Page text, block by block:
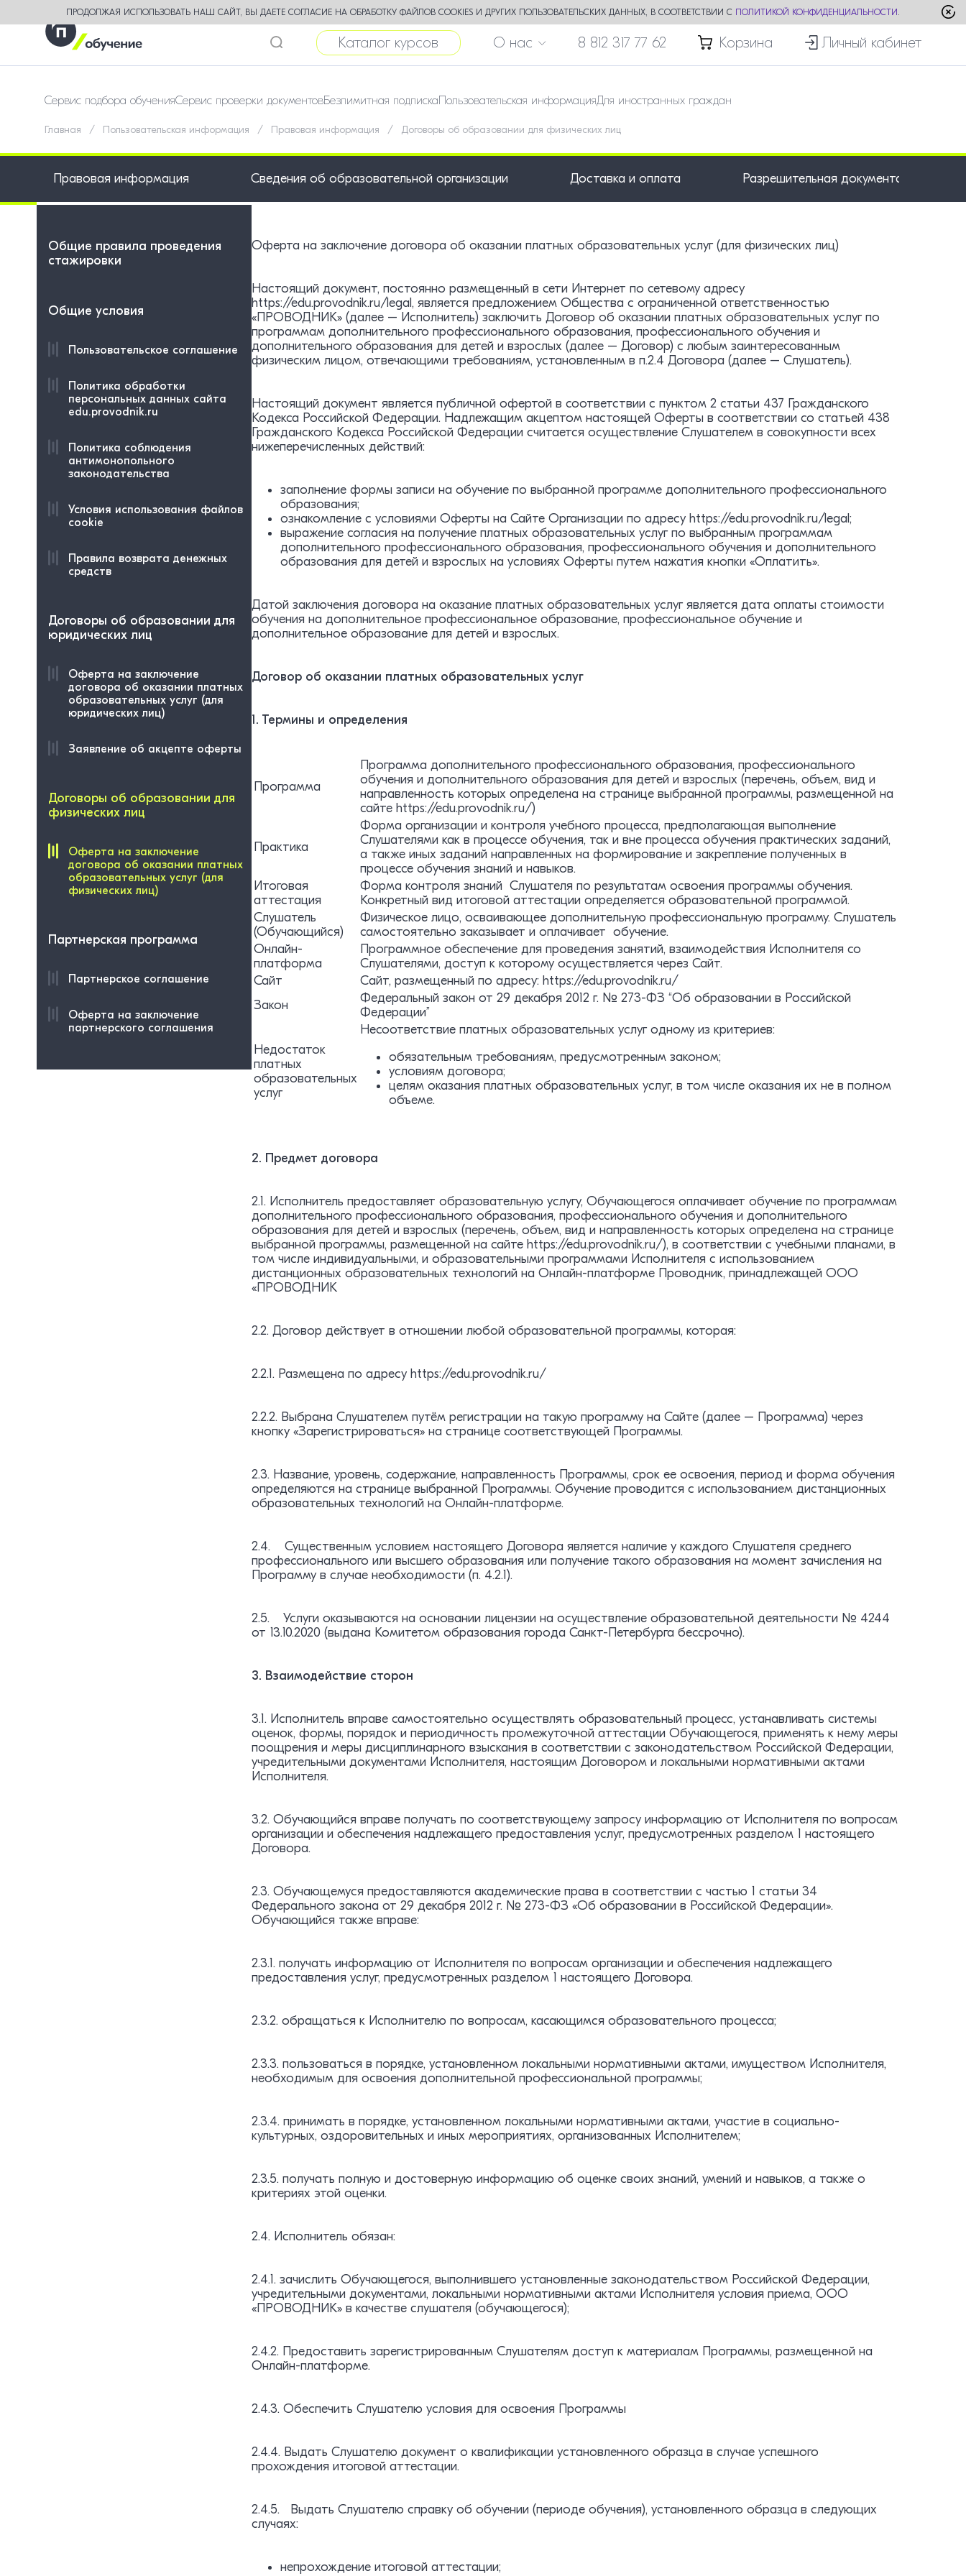
ПРОДОЛЖАЯ ИСПОЛЬЗОВАТЬ НАШ САЙТ, ВЫ ДАЕТЕ СОГЛАСИЕ НА ОБРАБОТКУ ФАЙЛОВ COOKIES И ДРУГИХ ПОЛЬЗОВАТЕЛЬСКИХ ДАННЫХ, В СООТВЕТСТВИИ С ПОЛИТИКОЙ КОНФИДЕНЦИАЛЬНОСТИ .
Каталог курсов О нас 8 812 317 77 62 Корзина Личный кабинет
Сервис подбора обученияСервис проверки документовБезлимитная подпискаПользовательская информацияДля иностранных граждан
Главная Пользовательская информация Правовая информация Договоры об образовании для физических лиц
Правовая информация Сведения об образовательной организации Доставка и оплата Разрешительная документация
Общие правила проведения
стажировки
Общие условия
Пользовательское соглашение
Политика обработки
персональных данных сайта
edu.provodnik.ru
Политика соблюдения
антимонопольного
законодательства
Условия использования файлов
cookie
Правила возврата денежных
средств
Договоры об образовании для
юридических лиц
Оферта на заключение
договора об оказании платных
образовательных услуг (для
юридических лиц)
Заявление об акцепте оферты
Договоры об образовании для
физических лиц
Оферта на заключение
договора об оказании платных
образовательных услуг (для
физических лиц)
Партнерская программа
Партнерское соглашение
Оферта на заключение
партнерского соглашения
Оферта на заключение договора об оказании платных образовательных услуг (для физических лиц)
Настоящий документ, постоянно размещенный в сети Интернет по сетевому адресу
https://edu.provodnik.ru/legal, является предложением Общества с ограниченной ответственностью
«ПРОВОДНИК» (далее – Исполнитель) заключить Договор об оказании платных образовательных услуг по
программам дополнительного профессионального образования, профессионального обучения и
дополнительного образования для детей и взрослых (далее – Договор) с любым заинтересованным
физическим лицом, отвечающими требованиям, установленным в п.2.4 Договора (далее – Слушатель).
Настоящий документ является публичной офертой в соответствии с пунктом 2 статьи 437 Гражданского
Кодекса Российской Федерации. Надлежащим акцептом настоящей Оферты в соответствии со статьей 438
Гражданского Кодекса Российской Федерации считается осуществление Слушателем в совокупности всех
нижеперечисленных действий:
заполнение формы записи на обучение по выбранной программе дополнительного профессионального
образования;
ознакомление с условиями Оферты на Сайте Организации по адресу https://edu.provodnik.ru/legal;
выражение согласия на получение платных образовательных услуг по выбранным программам
дополнительного профессионального образования, профессионального обучения и дополнительного
образования для детей и взрослых на условиях Оферты путем нажатия кнопки «Оплатить».
Датой заключения договора на оказание платных образовательных услуг является дата оплаты стоимости
обучения на дополнительное профессиональное образование, профессиональное обучение и
дополнительное образование для детей и взрослых.
Договор об оказании платных образовательных услуг
1. Термины и определения
Программа
Программа дополнительного профессионального образования, профессионального
обучения и дополнительного образования для детей и взрослых (перечень, объем, вид и
направленность которых определена на странице выбранной программы, размещенной на
сайте https://edu.provodnik.ru/)
Практика
Форма организации и контроля учебного процесса, предполагающая выполнение
Слушателями как в процессе обучения, так и вне процесса обучения практических заданий,
а также иных заданий направленных на формирование и закрепление полученных в
процессе обучения знаний и навыков.
Итоговая
аттестация
Форма контроля знаний Слушателя по результатам освоения программы обучения.
Конкретный вид итоговой аттестации определяется образовательной программой.
Слушатель
(Обучающийся)
Физическое лицо, осваивающее дополнительную профессиональную программу. Слушатель
самостоятельно заказывает и оплачивает обучение.
Онлайн-
платформа
Программное обеспечение для проведения занятий, взаимодействия Исполнителя со
Слушателями, доступ к которому осуществляется через Сайт.
Сайт
Cайт, размещенный по адресу: https://edu.provodnik.ru/
Закон
Федеральный закон от 29 декабря 2012 г. № 273-ФЗ “Об образовании в Российской
Федерации”
Недостаток
платных
образовательных
услуг
Несоответствие платных образовательных услуг одному из критериев:
обязательным требованиям, предусмотренным законом;
условиям договора;
целям оказания платных образовательных услуг, в том числе оказания их не в полном
объеме.
2. Предмет договора
2.1. Исполнитель предоставляет образовательную услугу, Обучающегося оплачивает обучение по программам
дополнительного профессионального образования, профессионального обучения и дополнительного
образования для детей и взрослых (перечень, объем, вид и направленность которых определена на странице
выбранной программы, размещенной на сайте https://edu.provodnik.ru/), в соответствии с учебными планами, в
том числе индивидуальными, и образовательными программами Исполнителя с использованием
дистанционных образовательных технологий на Онлайн-платформе Проводник, принадлежащей ООО
«ПРОВОДНИК
2.2. Договор действует в отношении любой образовательной программы, которая:
2.2.1. Размещена по адресу https://edu.provodnik.ru/
2.2.2. Выбрана Слушателем путём регистрации на такую программу на Сайте (далее – Программа) через
кнопку «Зарегистрироваться» на странице соответствующей Программы.
2.3. Название, уровень, содержание, направленность Программы, срок ее освоения, период и форма обучения
определяются на странице выбранной Программы. Обучение проводится с использованием дистанционных
образовательных технологий на Онлайн-платформе.
2.4. Существенным условием настоящего Договора является наличие у каждого Слушателя среднего
профессионального или высшего образования или получение такого образования на момент зачисления на
Программу в случае необходимости (п. 4.2.1).
2.5. Услуги оказываются на основании лицензии на осуществление образовательной деятельности № 4244
от 13.10.2020 (выдана Комитетом образования города Санкт-Петербурга бессрочно).
3. Взаимодействие сторон
3.1. Исполнитель вправе самостоятельно осуществлять образовательный процесс, устанавливать системы
оценок, формы, порядок и периодичность промежуточной аттестации Обучающегося, применять к нему меры
поощрения и меры дисциплинарного взыскания в соответствии с законодательством Российской Федерации,
учредительными документами Исполнителя, настоящим Договором и локальными нормативными актами
Исполнителя.
3.2. Обучающийся вправе получать по соответствующему запросу информацию от Исполнителя по вопросам
организации и обеспечения надлежащего предоставления услуг, предусмотренных разделом 1 настоящего
Договора.
2.3. Обучающемуся предоставляются академические права в соответствии с частью 1 статьи 34
Федерального закона от 29 декабря 2012 г. № 273-ФЗ «Об образовании в Российской Федерации».
Обучающийся также вправе:
2.3.1. получать информацию от Исполнителя по вопросам организации и обеспечения надлежащего
предоставления услуг, предусмотренных разделом 1 настоящего Договора.
2.3.2. обращаться к Исполнителю по вопросам, касающимся образовательного процесса;
2.3.3. пользоваться в порядке, установленном локальными нормативными актами, имуществом Исполнителя,
необходимым для освоения дополнительной профессиональной программы;
2.3.4. принимать в порядке, установленном локальными нормативными актами, участие в социально-
культурных, оздоровительных и иных мероприятиях, организованных Исполнителем;
2.3.5. получать полную и достоверную информацию об оценке своих знаний, умений и навыков, а также о
критериях этой оценки.
2.4. Исполнитель обязан:
2.4.1. зачислить Обучающегося, выполнившего установленные законодательством Российской Федерации,
учредительными документами, локальными нормативными актами Исполнителя условия приема, ООО
«ПРОВОДНИК» в качестве слушателя (обучающегося);
2.4.2. Предоставить зарегистрированным Слушателям доступ к материалам Программы, размещенной на
Онлайн-платформе.
2.4.3. Обеспечить Слушателю условия для освоения Программы
2.4.4. Выдать Слушателю документ о квалификации установленного образца в случае успешного
прохождения итоговой аттестации.
2.4.5. Выдать Слушателю справку об обучении (периоде обучения), установленного образца в следующих
случаях:
непрохождение итоговой аттестации;